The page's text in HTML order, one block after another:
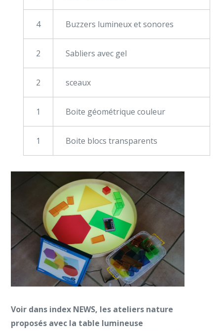
4 Buzzers lumineux et sonores
2 Sabliers avec gel
2 sceaux
1 Boite géométrique couleur
1 Boite blocs transparents
Voir dans index NEWS, les ateliers nature
proposés avec la table lumineuse